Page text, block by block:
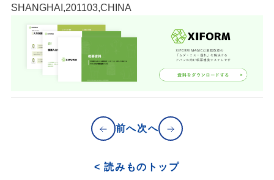
SHANGHAI,201103,CHINA
前へ次へ
< 読みものトップ